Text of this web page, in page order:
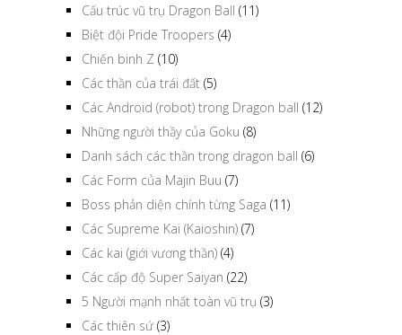
Cấu trúc vũ trụ Dragon Ball (11)
Biệt đội Pride Troopers (4)
Chiến binh Z (10)
Các thần của trái đất (5)
Các Android (robot) trong Dragon ball (12)
Những người thầy của Goku (8)
Danh sách các thần trong dragon ball (6)
Các Form của Majin Buu (7)
Boss phản diện chính từng Saga (11)
Các Supreme Kai (Kaioshin) (7)
Các kai (giới vương thần) (4)
Các cấp độ Super Saiyan (22)
5 Người mạnh nhất toàn vũ trụ (3)
Các thiên sứ (3)